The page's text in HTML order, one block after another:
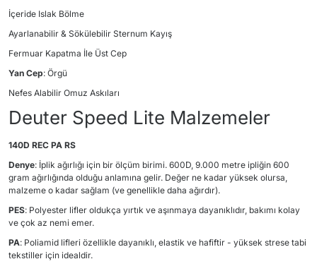
İçeride Islak Bölme
Ayarlanabilir & Sökülebilir Sternum Kayış
Fermuar Kapatma İle Üst Cep
Yan Cep: Örgü
Nefes Alabilir Omuz Askıları
Deuter Speed Lite Malzemeler
140D REC PA RS
Denye: İplik ağırlığı için bir ölçüm birimi. 600D, 9.000 metre ipliğin 600
gram ağırlığında olduğu anlamına gelir. Değer ne kadar yüksek olursa,
malzeme o kadar sağlam (ve genellikle daha ağırdır).
PES: Polyester lifler oldukça yırtık ve aşınmaya dayanıklıdır, bakımı kolay
ve çok az nemi emer.
PA: Poliamid lifleri özellikle dayanıklı, elastik ve hafiftir - yüksek strese tabi
tekstiller için idealdir.